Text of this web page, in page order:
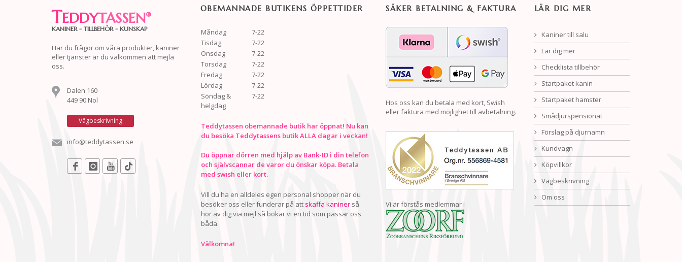
TEDDYTASSEN®
KANINER - TILLBEHÖR - KUNSKAP
Har du frågor om våra produkter, kaniner
eller tjänster är du välkommen att mejla
oss.
Dalen 160
449 90 Nol
Vägbeskrivning
info@teddytassen.se
OBEMANNADE BUTIKENS ÖPPETTIDER
Måndag
7-22
Tisdag
7-22
Onsdag
7-22
Torsdag
7-22
Fredag
7-22
Lördag
7-22
Söndag &
helgdag
7-22
Teddytassen obemannade butik har öppnat! Nu kan
du besöka Teddytassens butik ALLA dagar i veckan!
Du öppnar dörren med hjälp av Bank-ID i din telefon
och självscannar de varor du önskar köpa. Betala
med swish eller kort.
Vill du ha en alldeles egen personal shopper när du
besöker oss eller funderar på att skaffa kaninerså
hör av dig via mejl så bokar vi en tid som passar oss
båda.
Välkomna!
SÄKER BETALNING & FAKTURA
Hos oss kan du betala med kort, Swish
eller faktura med möjlighet till avbetalning.
Vi är förstås medlemmar i
LÄR DIG MER
Kaniner till salu
Lär dig mer
Checklista tillbehör
Startpaket kanin
Startpaket hamster
Smådjurspensionat
Förslag på djurnamn
Kundvagn
Köpvillkor
Vägbeskrivning
Om oss